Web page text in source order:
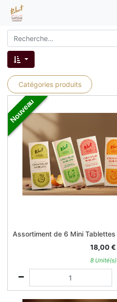
Catégories produits
Nouveau
Assortiment de 6 Mini Tablettes
18,00 €
8 Unité(s)